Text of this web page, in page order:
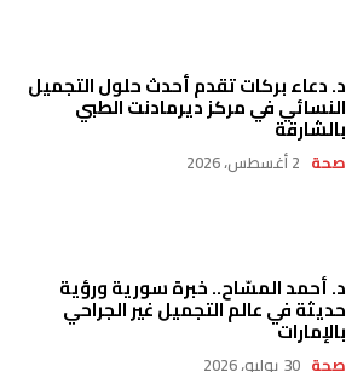
د. دعاء بركات تقدم أحدث حلول التجميل
النسائي في مركز ديرمادنت الطبي
بالشارقة
صحة 2 أغسطس، 2026
د. أحمد المسّاح.. خبرة سورية ورؤية
حديثة في عالم التجميل غير الجراحي
بالإمارات
صحة 30 يوليو، 2026